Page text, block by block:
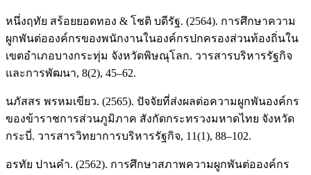
หนึ่งฤทัย สร้อยยอดทอง & โชติ บดีรัฐ. (2564). การศึกษาความ
ผูกพันต่อองค์กรของพนักงานในองค์กรปกครองส่วนท้องถิ่นใน
เขตอำเภอบางกระทุ่ม จังหวัดพิษณุโลก. วารสารบริหารรัฐกิจ
และการพัฒนา, 8(2), 45–62.
นภัสสร พรหมเขียว. (2565). ปัจจัยที่ส่งผลต่อความผูกพันองค์กร
ของข้าราชการส่วนภูมิภาค สังกัดกระทรวงมหาดไทย จังหวัด
กระบี่. วารสารวิทยาการบริหารรัฐกิจ, 11(1), 88–102.
อรทัย ปานคำ. (2562). การศึกษาสภาพความผูกพันต่อองค์กร